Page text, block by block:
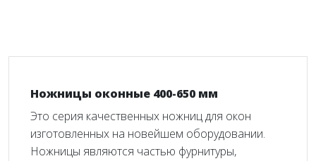
Ножницы оконные 400-650 мм
Это серия качественных ножниц для окон
изготовленных на новейшем оборудовании.
Ножницы являются частью фурнитуры,